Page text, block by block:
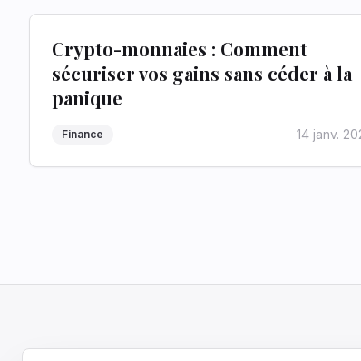
Crypto-monnaies : Comment
sécuriser vos gains sans céder à la
panique
Finance 14 janv.